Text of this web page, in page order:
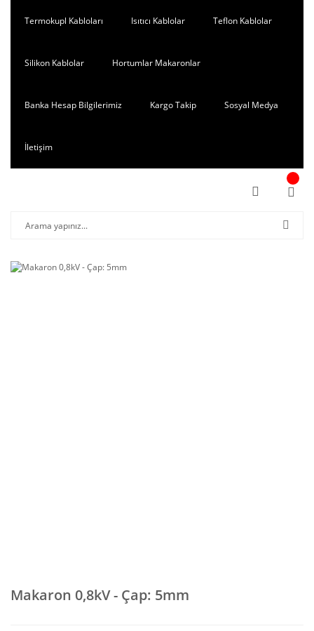
Termokupl Kabloları Isıtıcı Kablolar Teflon Kablolar
Silikon Kablolar Hortumlar Makaronlar
Banka Hesap Bilgilerimiz Kargo Takip Sosyal Medya
İletişim
Makaron 0,8kV - Çap: 5mm